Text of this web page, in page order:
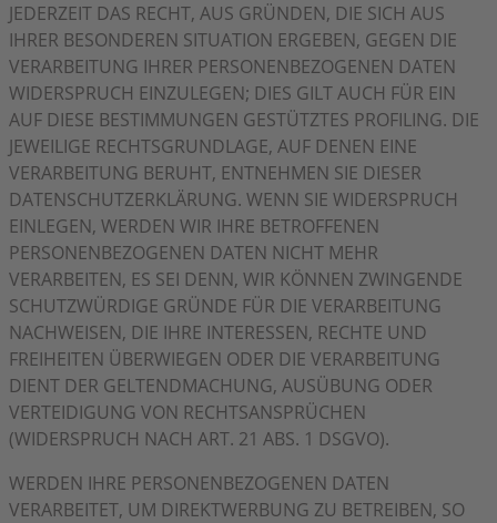
JEDERZEIT DAS RECHT, AUS GRÜNDEN, DIE SICH AUS
IHRER BESONDEREN SITUATION ERGEBEN, GEGEN DIE
VERARBEITUNG IHRER PERSONENBEZOGENEN DATEN
WIDERSPRUCH EINZULEGEN; DIES GILT AUCH FÜR EIN
AUF DIESE BESTIMMUNGEN GESTÜTZTES PROFILING. DIE
JEWEILIGE RECHTSGRUNDLAGE, AUF DENEN EINE
VERARBEITUNG BERUHT, ENTNEHMEN SIE DIESER
DATENSCHUTZERKLÄRUNG. WENN SIE WIDERSPRUCH
EINLEGEN, WERDEN WIR IHRE BETROFFENEN
PERSONENBEZOGENEN DATEN NICHT MEHR
VERARBEITEN, ES SEI DENN, WIR KÖNNEN ZWINGENDE
SCHUTZWÜRDIGE GRÜNDE FÜR DIE VERARBEITUNG
NACHWEISEN, DIE IHRE INTERESSEN, RECHTE UND
FREIHEITEN ÜBERWIEGEN ODER DIE VERARBEITUNG
DIENT DER GELTENDMACHUNG, AUSÜBUNG ODER
VERTEIDIGUNG VON RECHTSANSPRÜCHEN
(WIDERSPRUCH NACH ART. 21 ABS. 1 DSGVO).
WERDEN IHRE PERSONENBEZOGENEN DATEN
VERARBEITET, UM DIREKTWERBUNG ZU BETREIBEN, SO